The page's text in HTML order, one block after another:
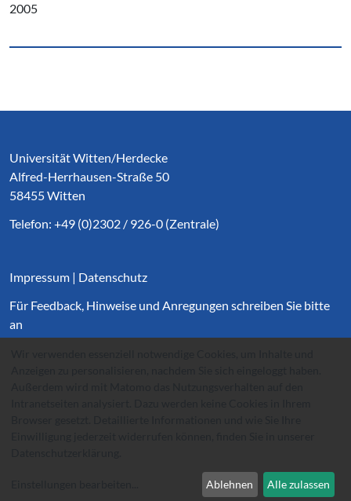
2005
Universität Witten/Herdecke
Alfred-Herrhausen-Straße 50
58455 Witten
Telefon: +49 (0)2302 / 926-0 (Zentrale)
Impressum | Datenschutz
Für Feedback, Hinweise und Anregungen schreiben Sie bitte
an
websupport@uni-wh.de.
Ablehnen Alle zulassen